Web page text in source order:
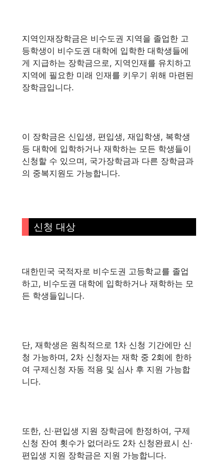
지역인재장학금은 비수도권 지역을 졸업한 고
등학생이 비수도권 대학에 입학한 대학생들에
게 지급하는 장학금으로, 지역인재를 유치하고
지역에 필요한 미래 인재를 키우기 위해 마련된
장학금입니다.
이 장학금은 신입생, 편입생, 재입학생, 복학생
등 대학에 입학하거나 재학하는 모든 학생들이
신청할 수 있으며, 국가장학금과 다른 장학금과
의 중복지원도 가능합니다.
신청 대상
대한민국 국적자로 비수도권 고등학교를 졸업
하고, 비수도권 대학에 입학하거나 재학하는 모
든 학생들입니다.
단, 재학생은 원칙적으로 1차 신청 기간에만 신
청 가능하며, 2차 신청자는 재학 중 2회에 한하
여 구제신청 자동 적용 및 심사 후 지원 가능합
니다.
또한, 신·편입생 지원 장학금에 한정하여, 구제
신청 잔여 횟수가 없더라도 2차 신청완료시 신·
편입생 지원 장학금은 지원 가능합니다.